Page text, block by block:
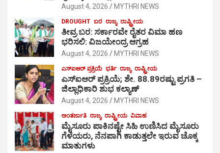
August 4, 2026 MYTHRI NEWS
DROUGHT ಬರ ರಾಜ್ಯ ರಾಷ್ಟ್ರೀಯ
ತೀವ್ರ ಬರ: ಸರ್ಕಾರವೇ ರೈತರ ವಿಮಾ ಹಣ
ಭರಿಸಲಿ: ವಿಜಯೇಂದ್ರ ಆಗ್ರಹ
August 4, 2026 MYTHRI NEWS
ಎಸ್‍ಐಆರ್ ಪ್ರಕ್ರಿಯೆ ಭರ್ತಿ ರಾಜ್ಯ ರಾಷ್ಟ್ರೀಯ
ಎಸ್‍ಐಆರ್ ಪ್ರಕ್ರಿಯೆ; ಶೇ. 88.89ರಷ್ಟು ಪ್ರಗತಿ –
ಜಿಲ್ಲಾಧಿಕಾರಿ ಶುಭ ಕಲ್ಯಾಣ್
August 4, 2026 MYTHRI NEWS
ಅಂತರ್ಜಾತಿ ರಾಜ್ಯ ರಾಷ್ಟ್ರೀಯ ವಿವಾಹ
ಮೈಸೂರು ಪಾಕಿನಷ್ಟೇ ಸಿಹಿ ಉಣಿಸಿದ ಮೈಸೂರು
ಗೆಳೆಯರು, ನೆನಪಾಗಿ ಕಾಡುತ್ತಲೇ ಇರುವ ಚೊಕ್ಕ
ಮಾತುಗಳು